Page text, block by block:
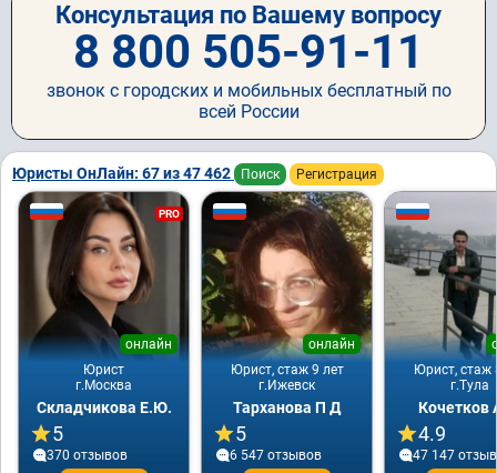
Консультация по Вашему вопросу
8 800 505-91-11
звонок с городских и мобильных бесплатный по
всей России
Юристы ОнЛайн: 67 из 47 462 Поиск Регистрация
PRO
Юрист
онлайн
г.Москва
Складчикова Е.Ю.
5
370 отзывов
Юрист, стаж 9 лет
онлайн
г.Ижевск
Тарханова П Д
5
6 547 отзывов
Юрист, стаж
г.Тула
Кочетков
4.9
47 147